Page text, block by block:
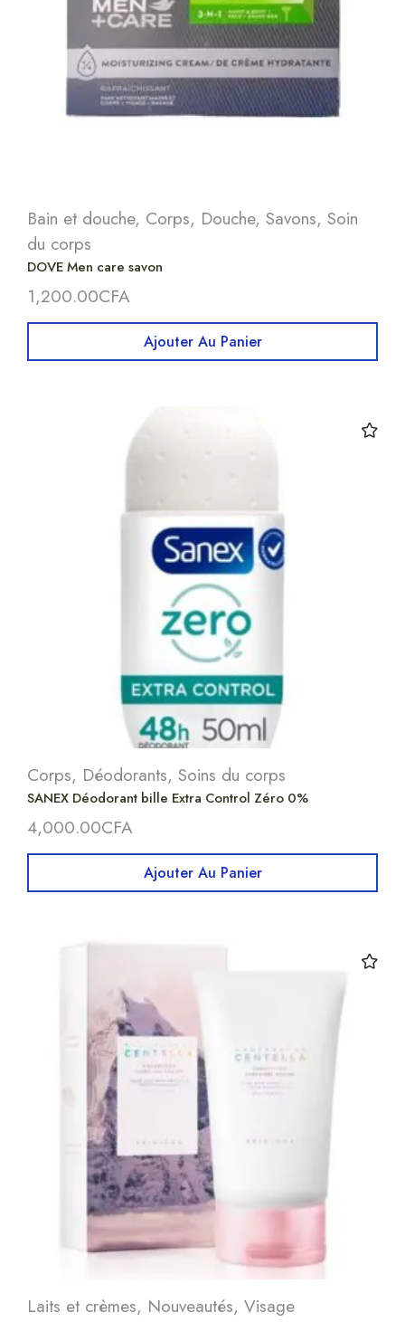
Bain et douche, Corps, Douche, Savons, Soin
du corps
DOVE Men care savon
1,200.00CFA
Ajouter Au Panier
Corps, Déodorants, Soins du corps
SANEX Déodorant bille Extra Control Zéro 0%
4,000.00CFA
Ajouter Au Panier
Laits et crèmes, Nouveautés, Visage